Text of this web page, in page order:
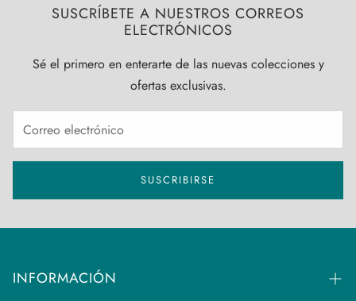
SUSCRÍBETE A NUESTROS CORREOS
ELECTRÓNICOS
Sé el primero en enterarte de las nuevas colecciones y
ofertas exclusivas.
SUSCRIBIRSE
INFORMACIÓN